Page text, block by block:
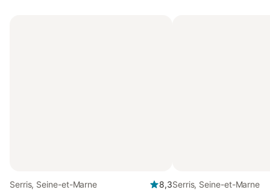
Serris, Seine-et-Marne
8,3Serris, Seine-et-Marne